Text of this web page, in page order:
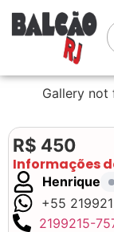
Gallery not
R$ 450
Informações
Henrique
+55
2199215-